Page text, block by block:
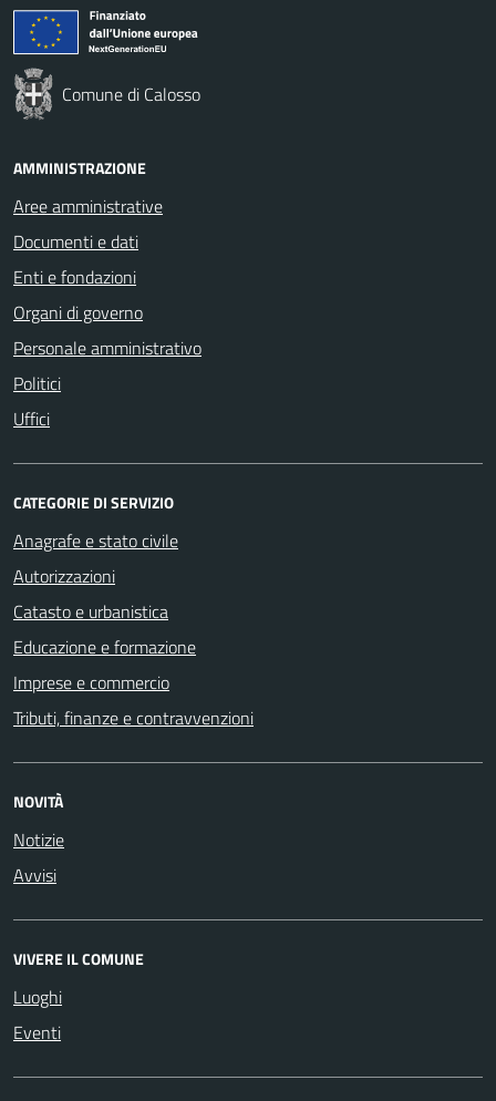
Comune di Calosso
AMMINISTRAZIONE
Aree amministrative
Documenti e dati
Enti e fondazioni
Organi di governo
Personale amministrativo
Politici
Uffici
CATEGORIE DI SERVIZIO
Anagrafe e stato civile
Autorizzazioni
Catasto e urbanistica
Educazione e formazione
Imprese e commercio
Tributi, finanze e contravvenzioni
NOVITÀ
Notizie
Avvisi
VIVERE IL COMUNE
Luoghi
Eventi